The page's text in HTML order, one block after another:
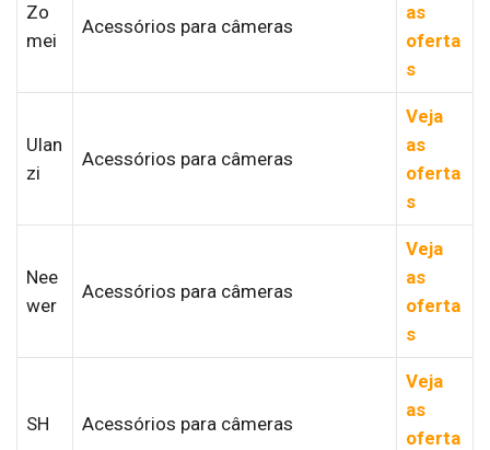
Zo
mei
Acessórios para câmeras
as
oferta
s
Ulan
zi
Acessórios para câmeras
Veja
as
oferta
s
Nee
wer
Acessórios para câmeras
Veja
as
oferta
s
SH Acessórios para câmeras
Veja
as
oferta